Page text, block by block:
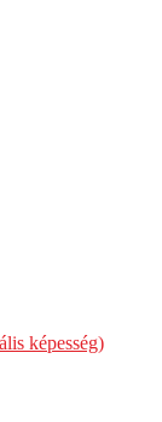
képesség)